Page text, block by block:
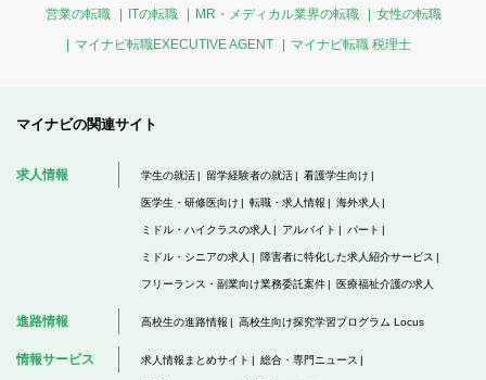
営業の転職 ITの転職 MR・メディカル業界の転職
女性の転職
マイナビ転職EXECUTIVE AGENT
マイナビ転職 税理士
マイナビの関連サイト
求人情報 学生の就活 留学経験者の就活 看護学生向け
医学生・研修医向け 転職・求人情報 海外求人
ミドル・ハイクラスの求人 アルバイト パート
ミドル・シニアの求人 障害者に特化した求人紹介サービス
フリーランス・副業向け業務委託案件 医療福祉介護の求人
進路情報 高校生の進路情報 高校生向け探究学習プログラム Locus
情報サービス 求人情報まとめサイト 総合・専門ニュース